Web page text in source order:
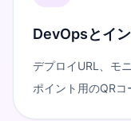
DevOpsとイ
デプロイURL、モ
ポイント用のQRコ